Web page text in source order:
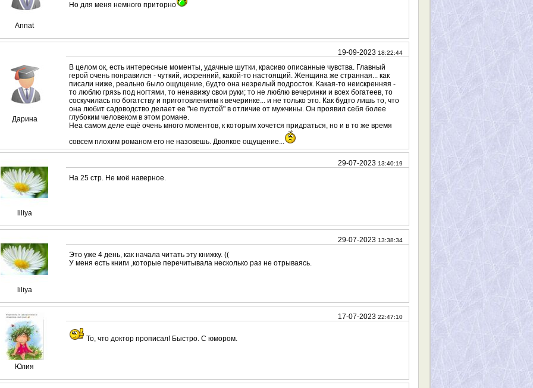
Annat
Но для меня немного приторно
Дарина
19-09-2023 18:22:44
В целом ок, есть интересные моменты, удачные шутки, красиво описанные чувства. Главный
герой очень понравился - чуткий, искренний, какой-то настоящий. Женщина же странная... как
писали ниже, реально было ощущение, будто она незрелый подросток. Какая-то неискренняя -
то люблю грязь под ногтями, то ненавижу свои руки; то не люблю вечеринки и всех богатеев, то
соскучилась по богатству и приготовлениям к вечеринке... и не только это. Как будто лишь то, что
она любит садоводство делает ее "не пустой" в отличие от мужчины. Он проявил себя более
глубоким человеком в этом романе.
Неа самом деле ещё очень много моментов, к которым хочется придраться, но и в то же время
совсем плохим романом его не назовешь. Двоякое ощущение...
liliya
29-07-2023 13:40:19
На 25 стр. Не моё наверное.
liliya
29-07-2023 13:38:34
Это уже 4 день, как начала читать эту книжку. ((
У меня есть книги ,которые перечитывала несколько раз не отрываясь.
Юлия
17-07-2023 22:47:10
То, что доктор прописал! Быстро. С юмором.